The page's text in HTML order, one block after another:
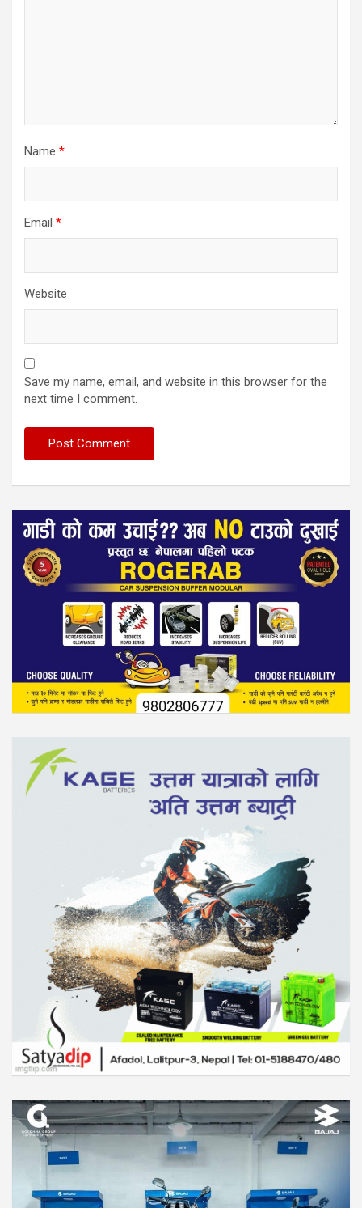
Name *
Email *
Website
Save my name, email, and website in this browser for the
next time I comment.